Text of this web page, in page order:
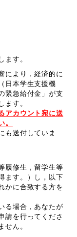
ます。
により，経済的に
日本学生支援機
緊急給付金」が支
ます。
アカウント宛に送
。
も送付していま
履修生，留学生等
ます。）し，以下
かに合致する方を
る場合，あなたが
請を行ってくださ
せん。